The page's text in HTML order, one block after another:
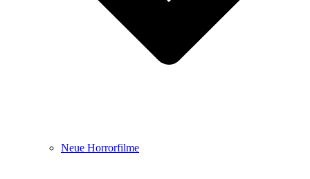
Neue Horrorfilme